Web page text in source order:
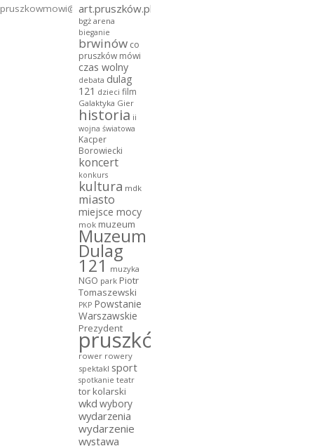
pruszkowmowi@gmail.com
art.pruszków.pl
bgż arena
bieganie
brwinów co
pruszków mówi
czas wolny
debata dulag
121 dzieci film
Galaktyka Gier
historia ii
wojna światowa
Kacper
Borowiecki
koncert
konkurs
kultura mdk
miasto
miejsce mocy
mok muzeum
Muzeum
Dulag
121 muzyka
NGO park Piotr
Tomaszewski
PKP Powstanie
Warszawskie
Prezydent
pruszków
rower rowery
spektakl sport
spotkanie teatr
tor kolarski
wkd wybory
wydarzenia
wydarzenie
wystawa